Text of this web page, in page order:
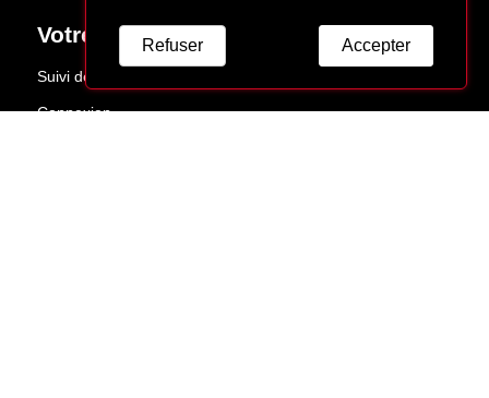
Votre Compte
Suivi de commande
Connexion
Accepter
Refuser